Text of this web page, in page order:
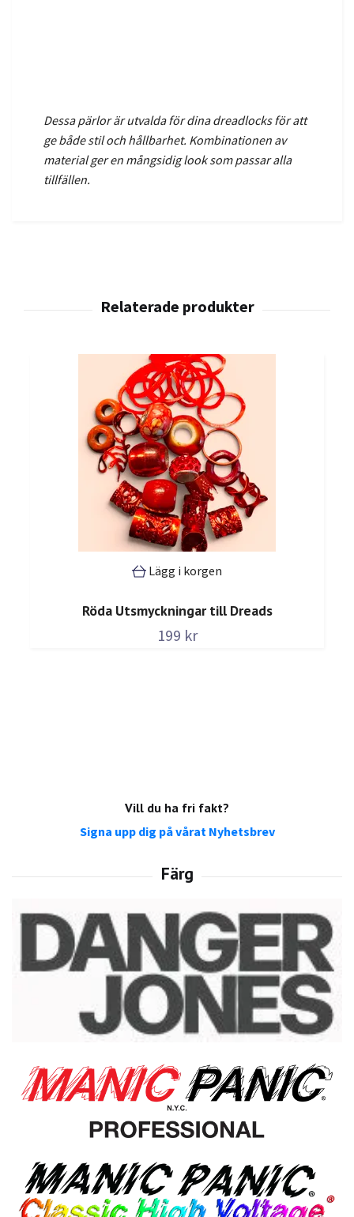
Vill du ha fri fakt?
Signa upp dig på vårat Nyhetsbrev
Dessa pärlor är utvalda för dina dreadlocks för att
ge både stil och hållbarhet. Kombinationen av
material ger en mångsidig look som passar alla
tillfällen.
Lägg i korgen
Röda Utsmyckningar till Dreads
199 kr